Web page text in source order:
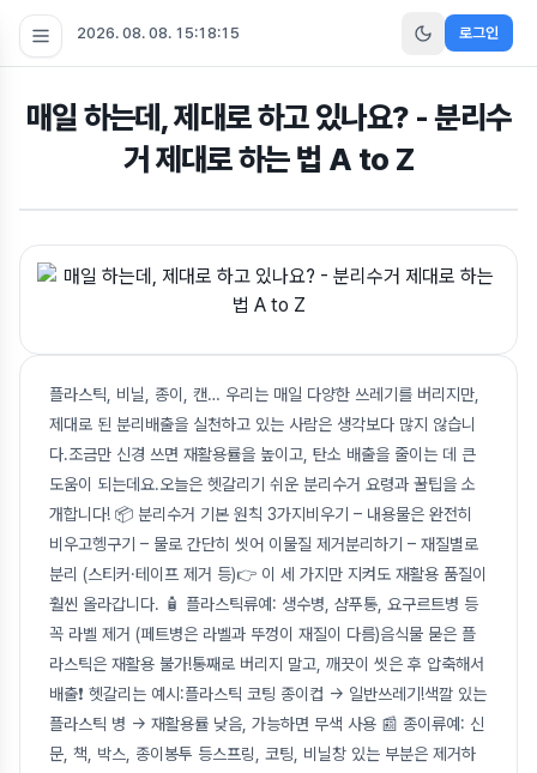
2026. 08. 08. 15:18:16 로그인
매일 하는데, 제대로 하고 있나요? - 분리수
거 제대로 하는 법 A to Z
플라스틱, 비닐, 종이, 캔… 우리는 매일 다양한 쓰레기를 버리지만,
제대로 된 분리배출을 실천하고 있는 사람은 생각보다 많지 않습니
다.조금만 신경 쓰면 재활용률을 높이고, 탄소 배출을 줄이는 데 큰
도움이 되는데요.오늘은 헷갈리기 쉬운 분리수거 요령과 꿀팁을 소
개합니다! 📦 분리수거 기본 원칙 3가지비우기 – 내용물은 완전히
비우고헹구기 – 물로 간단히 씻어 이물질 제거분리하기 – 재질별로
분리 (스티커·테이프 제거 등)👉 이 세 가지만 지켜도 재활용 품질이
훨씬 올라갑니다. 🧴 플라스틱류예: 생수병, 샴푸통, 요구르트병 등
꼭 라벨 제거 (페트병은 라벨과 뚜껑이 재질이 다름)음식물 묻은 플
라스틱은 재활용 불가!통째로 버리지 말고, 깨끗이 씻은 후 압축해서
배출❗ 헷갈리는 예시:플라스틱 코팅 종이컵 → 일반쓰레기!색깔 있는
플라스틱 병 → 재활용률 낮음, 가능하면 무색 사용 📰 종이류예: 신
문, 책, 박스, 종이봉투 등스프링, 코팅, 비닐창 있는 부분은 제거하